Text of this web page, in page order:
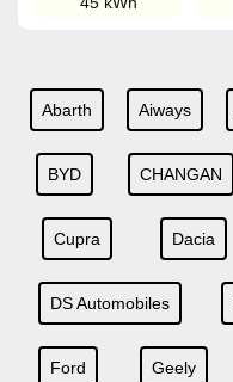
Abarth Aiways
BYD CHANGAN
Cupra Dacia
DS Automobiles
Ford Geely